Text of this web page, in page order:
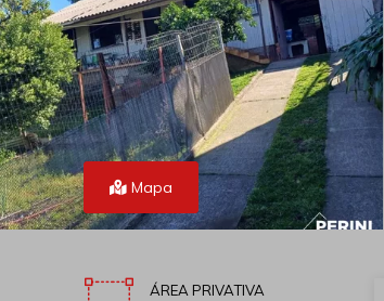
Mapa
ÁREA PRIVATIVA